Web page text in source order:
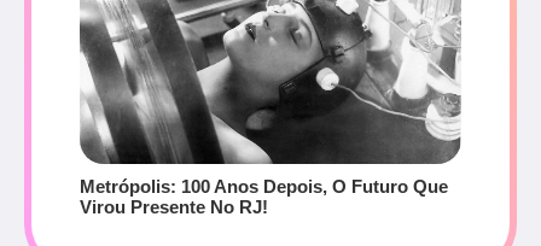
Metrópolis: 100 Anos Depois, O Futuro Que
Virou Presente No RJ!